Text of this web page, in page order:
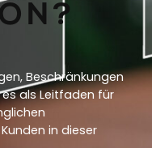
Beschränkungen
als Leitfaden für
in dieser